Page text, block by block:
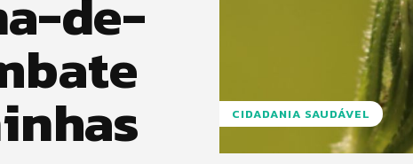
CIDADANIA SAUDÁVEL